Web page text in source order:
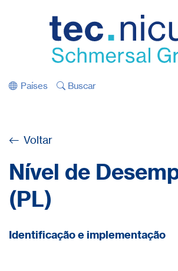
Países Buscar
Voltar
Nível de
(PL)
Identificação e implementação